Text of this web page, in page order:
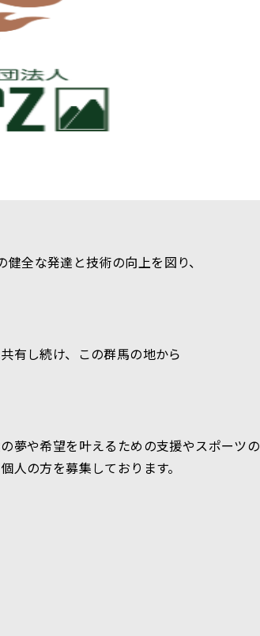
全な発達と技術の向上を図り、
有し続け、この群馬の地から
夢や希望を叶えるための支援やスポーツの
の方を募集しております。